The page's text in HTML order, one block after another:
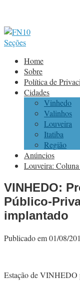
Seções
Home
Sobre
Política de
Cidades
Vinhedo
Valinhos
Louveira
Itatiba
Região
Anúncios
Louveira:
VINHEDO:
Público-
implantado
Publicado em 01/08/
Estação de VINHEDO